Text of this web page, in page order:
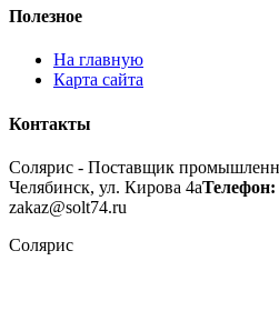
Полезное
На главную
Карта сайта
Контакты
Солярис - Поставщик
Челябинск, ул. Кирова 4аТелефон:
zakaz@solt74.ru
Солярис